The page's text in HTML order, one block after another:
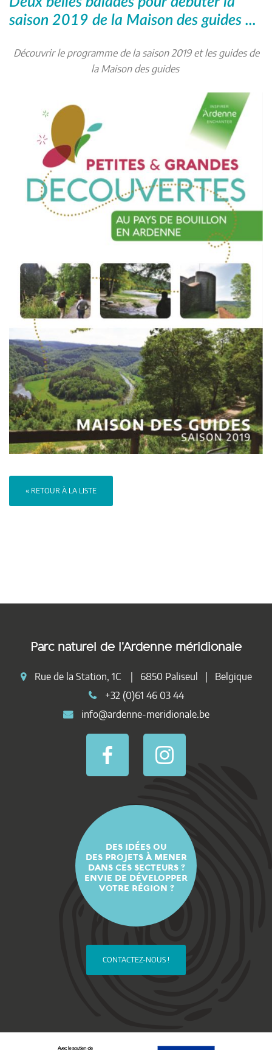
saison 2019 de la Maison des guides ...
Découvrir le programme de la saison 2019 et les guides de
la Maison des guides
« RETOUR À LA LISTE
Parc naturel de l'Ardenne méridionale
Rue de la Station, 1C | 6850 Paliseul | Belgique
+32 (0)61 46 03 44
info@ardenne-meridionale.be
DES IDÉES OU
DES PROJETS À MENER
DANS CES SECTEURS ?
ENVIE DE DÉVELOPPER
VOTRE RÉGION ?
CONTACTEZ-NOUS !